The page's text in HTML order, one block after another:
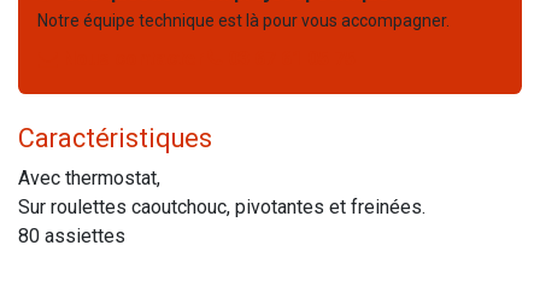
Notre équipe technique est là pour vous accompagner.
Caractéristiques
Avec thermostat,
Sur roulettes caoutchouc, pivotantes et freinées.
80 assiettes